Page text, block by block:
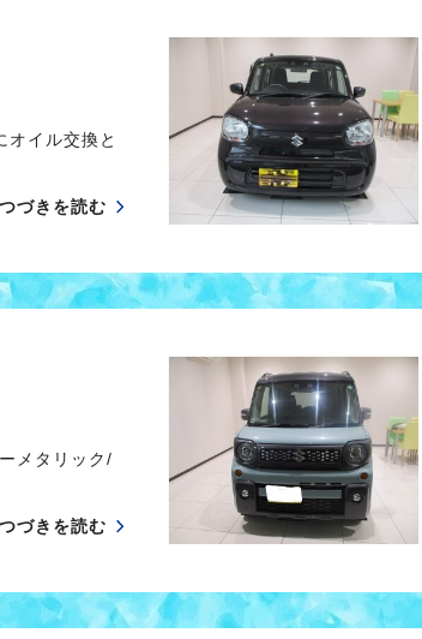
イル交換と
つづきを読む
メタリック/
つづきを読む